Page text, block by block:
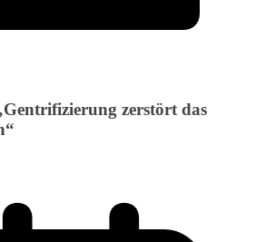
Gentrifizierung zerstört das
“